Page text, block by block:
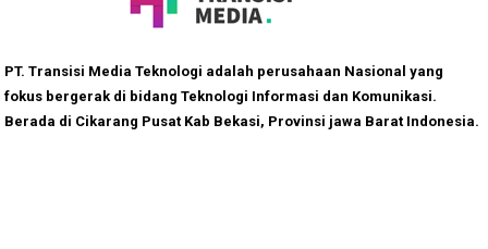
PT. Transisi Media Teknologi adalah perusahaan Nasional yang
fokus bergerak di bidang Teknologi Informasi dan Komunikasi.
Berada di Cikarang Pusat Kab Bekasi, Provinsi jawa Barat Indonesia.